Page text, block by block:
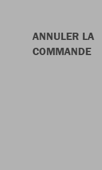
ANNULER LA
COMMANDE